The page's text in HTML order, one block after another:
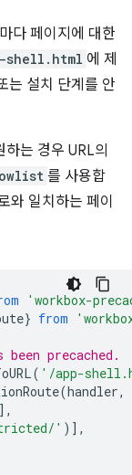
다 페이지에 대한
shell.html 에 제
는 설치 단계를 안
는 경우 URL의
를 사용합
와 일치하는 페이
'workbox-
} from
precached.
( '/app-
(handler,
' )],